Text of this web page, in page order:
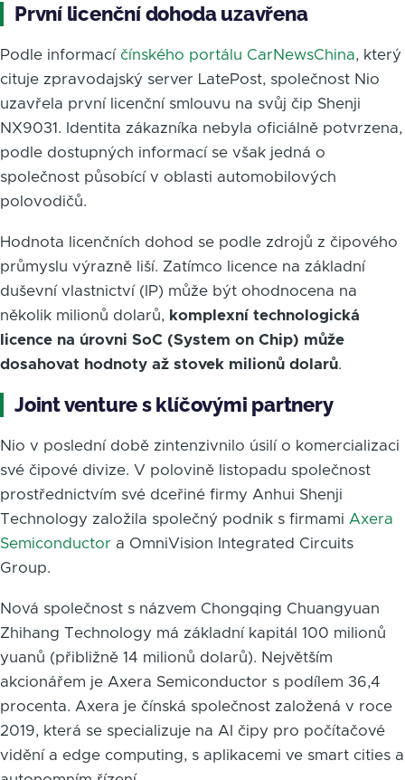
První licenční dohoda uzavřena
Podle informací čínského portálu CarNewsChina, který
cituje zpravodajský server LatePost, společnost Nio
uzavřela první licenční smlouvu na svůj čip Shenji
NX9031. Identita zákazníka nebyla oficiálně potvrzena,
podle dostupných informací se však jedná o
společnost působící v oblasti automobilových
polovodičů.
Hodnota licenčních dohod se podle zdrojů z čipového
průmyslu výrazně liší. Zatímco licence na základní
duševní vlastnictví (IP) může být ohodnocena na
několik milionů dolarů, komplexní technologická
licence na úrovni SoC (System on Chip) může
dosahovat hodnoty až stovek milionů dolarů.
Joint venture s klíčovými partnery
Nio v poslední době zintenzivnilo úsilí o komercializaci
své čipové divize. V polovině listopadu společnost
prostřednictvím své dceřiné firmy Anhui Shenji
Technology založila společný podnik s firmami Axera
Semiconductor a OmniVision Integrated Circuits
Group.
Nová společnost s názvem Chongqing Chuangyuan
Zhihang Technology má základní kapitál 100 milionů
yuanů (přibližně 14 milionů dolarů). Největším
akcionářem je Axera Semiconductor s podílem 36,4
procenta. Axera je čínská společnost založená v roce
2019, která se specializuje na AI čipy pro počítačové
vidění a edge computing, s aplikacemi ve smart cities a